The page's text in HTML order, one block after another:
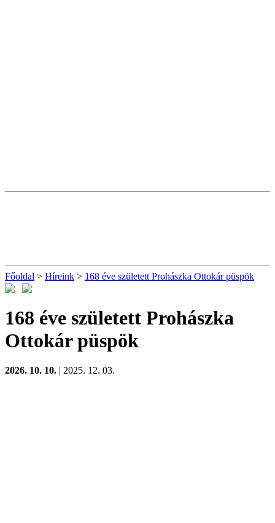
Főoldal > Híreink > 168 éve született Prohászka Ottokár püspök
168 éve született Prohászka
Ottokár püspök
2026. 10. 10. | 2025. 12. 03.